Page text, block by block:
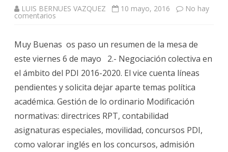
LUIS BERNUES VAZQUEZ 10 mayo, 2016 No hay
comentarios
de
mayo
2016
Muy Buenas os paso un resumen de la mesa de
este viernes 6 de mayo 2.- Negociación colectiva en
el ámbito del PDI 2016-2020. El vice cuenta líneas
pendientes y solicita dejar aparte temas política
académica. Gestión de lo ordinario Modificación
normativas: directrices RPT, contabilidad
asignaturas especiales, movilidad, concursos PDI,
como valorar inglés en los concursos, admisión